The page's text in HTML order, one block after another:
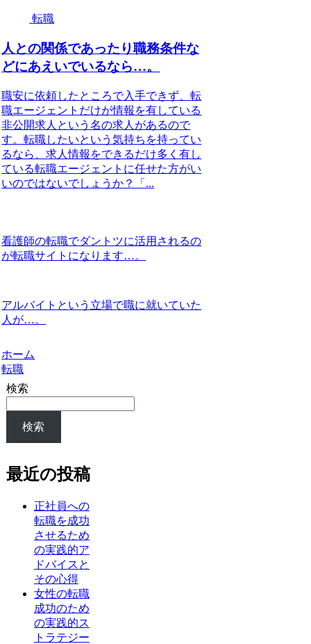
転職
人との関係であったり職務条件な
どにあえいでいるなら…。
職安に依頼したところで入手できず、転
職エージェントだけが情報を有している
非公開求人という名の求人があるので
す。転職したいという気持ちを持ってい
るなら、求人情報をできるだけ多く有し
ている転職エージェントに任せた方がい
いのではないでしょうか？「...
看護師の転職でダントツに活用されるの
が転職サイトになります…。
アルバイトという立場で職に就いていた
人が…。
ホーム
転職
検索
検索
最近の投稿
正社員への
転職を成功
させるため
の実践的ア
ドバイスと
その心得
女性の転職
成功のため
の実践的ス
トラテジー